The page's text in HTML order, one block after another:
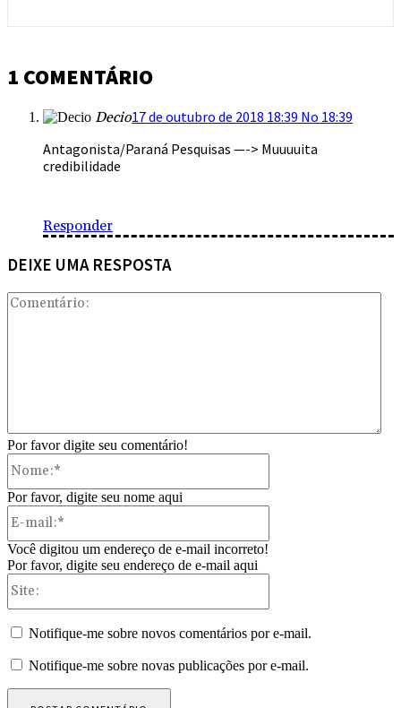
1 COMENTÁRIO
Decio17 de outubro de 2018 18:39 No 18:39
Antagonista/Paraná Pesquisas —-> Muuuuita
credibilidade
Responder
DEIXE UMA RESPOSTA
Por favor digite seu comentário!
Por favor, digite seu nome aqui
Você digitou um endereço de e-mail incorreto!
Por favor, digite seu endereço de e-mail aqui
Notifique-me sobre novos comentários por e-mail.
Notifique-me sobre novas publicações por e-mail.